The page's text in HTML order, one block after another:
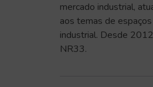
mercado industrial,
aos temas de
industrial. Desde
NR33.